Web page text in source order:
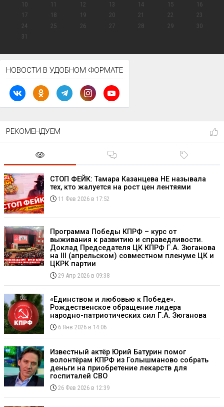
10
11 12 13 14 15
16
17
18 19 20 21 22
23
24
25 26 27 28 29
30
31
НОВОСТИ В УДОБНОМ ФОРМАТЕ
РЕКОМЕНДУЕМ
СТОП ФЕЙК: Тамара Казанцева НЕ называла
тех, кто жалуется на рост цен лентяями
11 Фев 2026 в 17:52
Программа Победы КПРФ – курс от
выживания к развитию и справедливости.
Доклад Председателя ЦК КПРФ Г.А. Зюганова
на III (апрельском) совместном пленуме ЦК и
ЦКРК партии
29 Апр 2026 в 09:38
«Единством и любовью к Победе».
Рождественское обращение лидера
народно-патриотических сил Г.А. Зюганова
6 Янв 2026 в 14:06
Известный актёр Юрий Батурин помог
волонтёрам КПРФ из Голышманово собрать
деньги на приобретение лекарств для
госпиталей СВО
26 Фев 2026 в 12:39